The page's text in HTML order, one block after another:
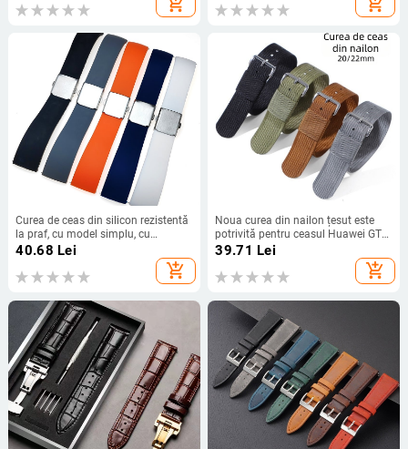
adaptabilă pentru Apple Watch
de ambalare de 20 mm
Curea de ceas din silicon rezistentă
la praf, cu model simplu, cu
eliberare rapidă și protecție
automată pentru urechi, 18 20 22
24 mm
40.68 Lei
add_shopping_cart
Noua curea din nailon țesut este
potrivită pentru ceasul Huawei GT
Seiko No.5 Water Ghost cu o curea
39.71 Lei
add_shopping_cart